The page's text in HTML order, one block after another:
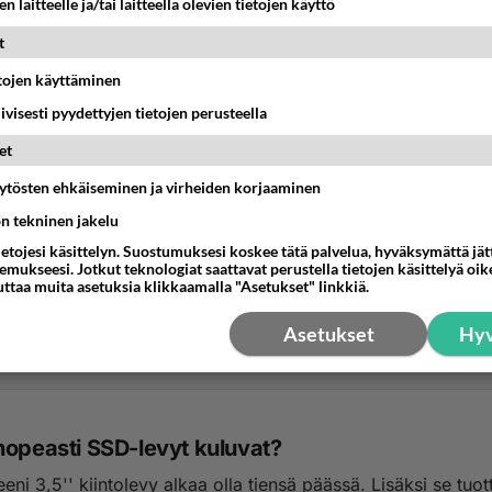
hyytyi
7200.7, 200 Gbytes -kovalevy joka peräisin
ja olen sitä käyttänyt ulkoisena ...
12
SSD-levyt kuluvat?
3,5'' kiintolevy alkaa olla tiensä päässä. Lisäksi se
laitteelle ja/tai laitteella olevien tietojen käyttö
käyttäminen
pyydettyjen tietojen perusteella
ehkäiseminen ja virheiden korjaaminen
tekninen jakelu
käsittelyn. Suostumuksesi koskee tätä palvelua, hyväksymättä
Jotkut teknologiat saattavat perustella tietojen käsittelyä
muita asetuksia klikkaamalla "Asetukset" linkkiä.
Asetukset